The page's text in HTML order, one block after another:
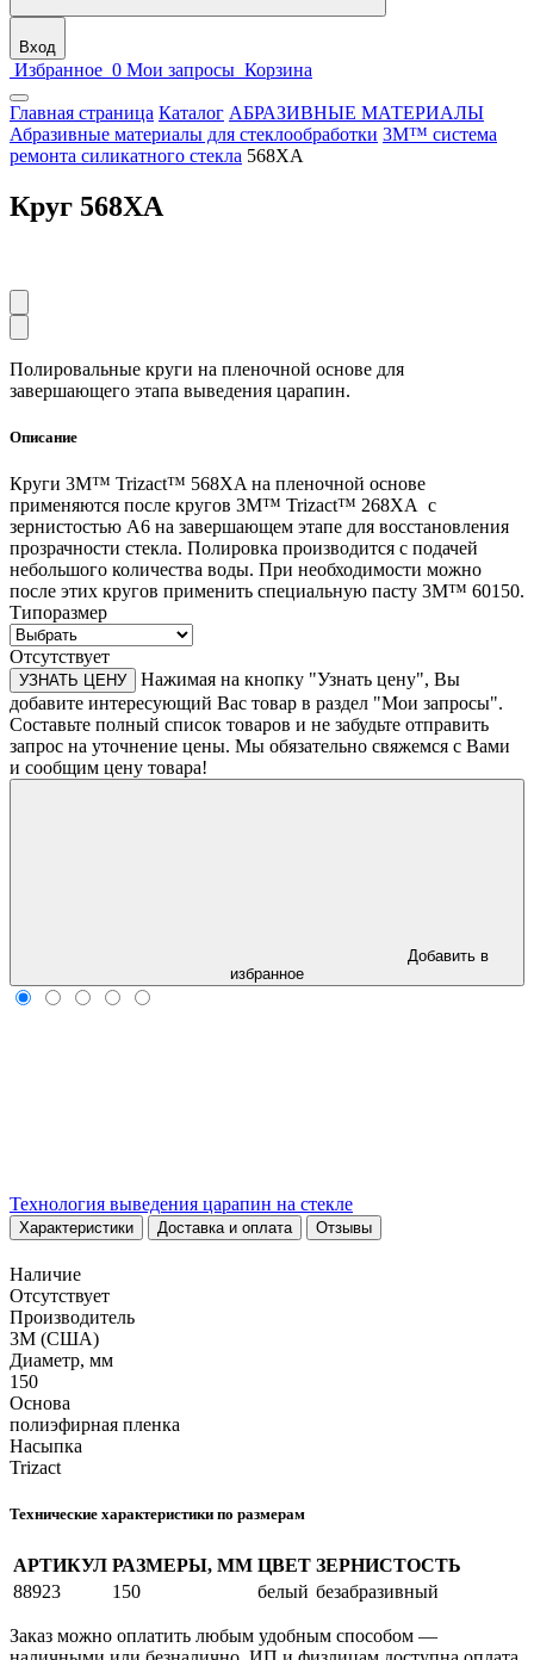
Вход
Избранное 0 Мои запросы Корзина
Главная страница Каталог АБРАЗИВНЫЕ МАТЕРИАЛЫ
Абразивные материалы для стеклообработки 3M™ cистема
ремонта силикатного стекла 568XA
Круг 568XA
Полировальные круги на пленочной основе для
завершающего этапа выведения царапин.
Описание
Круги 3M™ Trizact™ 568XA на пленочной основе
применяются после кругов 3M™ Trizact™ 268XA с
зернистостью А6 на завершающем этапе для восстановления
прозрачности стекла. Полировка производится с подачей
небольшого количества воды. При необходимости можно
после этих кругов применить специальную пасту 3M™ 60150.
Типоразмер
Отсутствует
УЗНАТЬ ЦЕНУ
Нажимая на кнопку "Узнать цену", Вы
добавите интересующий Вас товар в раздел "Мои запросы".
Составьте полный список товаров и не забудьте отправить
запрос на уточнение цены. Мы обязательно свяжемся с Вами
и сообщим цену товара!
Добавить в
избранное
Технология выведения царапин на стекле
Характеристики Доставка и оплата Отзывы
Наличие
Отсутствует
Производитель
3M (США)
Диаметр, мм
150
Основа
полиэфирная пленка
Насыпка
Trizact
Технические характеристики по размерам
АРТИКУЛ РАЗМЕРЫ, ММ ЦВЕТ ЗЕРНИСТОСТЬ
88923
150 белый безабразивный
Заказ можно оплатить любым удобным способом —